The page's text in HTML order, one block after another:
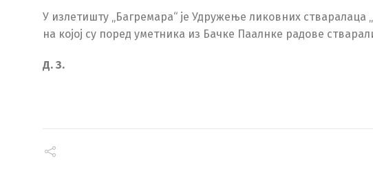
У излетишту „Багремара“ је Удружење ликовних стваралаца
на којој су поред уметника из Бачке Паалнке радове
Д. З.